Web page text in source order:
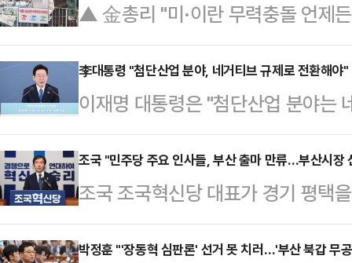
▲ 金총리 "미·이란 무력충돌 언제
라"김민석 국무총리가 중동 전쟁
점매석 행위를 철저하게 엄단해 주
15일 정부서울청사에서 비상경제
전 합의가 이루어졌지만 무력 충돌
지속되고 있다"며 이같이 말했습
재수 "콕 집은 게 아니다" 거리두기
의 부산 북갑 차출…
李대통령 "첨단산업 분야, 네거티브 규제로 전환해야"
이재명 대통령은 "첨단산업 분야는
다"고 강조했다. '네거티브 규제'는
게 허용되는 방식을 뜻한다.이 대
규제합리화위원회 전체회의에서 "
력을 회복하는 길 중에 매우 중요한
이 밝혔다.이 대통령은 "과거에는
조국 "민주당 주요 인사들, 부산 출마 만류…부산시장
조국 조국혁신당 대표가 경기 평택
주요 인사들이 직접 연락해 부산을
주장했다.조 대표는 15일 김어준
박정훈 "'장동혁 심판론' 선거 못 치러…'부산 북갑 무